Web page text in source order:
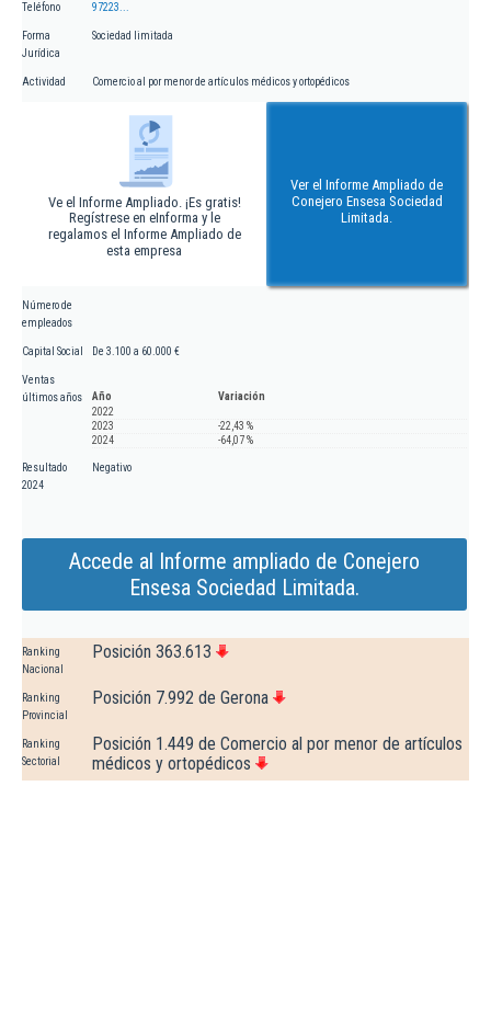
Teléfono 97223...
Forma
Jurídica
Sociedad limitada
Actividad Comercio al por menor de artículos médicos y ortopédicos
Ve el Informe Ampliado. ¡Es gratis!
Regístrese en eInforma y le
regalamos el Informe Ampliado de
esta empresa
Ver el Informe Ampliado de
Conejero Ensesa Sociedad
Limitada.
Número de
empleados
Capital Social De 3.100 a 60.000 €
Ventas
últimos años
Año
Variación
2022
2023
-22,43 %
2024
-64,07 %
Resultado
2024
Negativo
Accede al Informe ampliado de Conejero
Ensesa Sociedad Limitada.
Ranking
Nacional
Posición 363.613
Ranking
Provincial
Posición 7.992 de Gerona
Ranking
Sectorial
Posición 1.449 de Comercio al por menor de artículos
médicos y ortopédicos